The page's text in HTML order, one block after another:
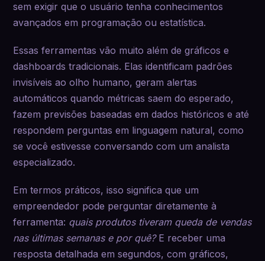
sem exigir que o usuário tenha conhecimentos
avançados em programação ou estatística.
Essas ferramentas vão muito além de gráficos e
dashboards tradicionais. Elas identificam padrões
invisíveis ao olho humano, geram alertas
automáticos quando métricas saem do esperado,
fazem previsões baseadas em dados históricos e até
respondem perguntas em linguagem natural, como
se você estivesse conversando com um analista
especializado.
Em termos práticos, isso significa que um
empreendedor pode perguntar diretamente à
ferramenta: quais produtos tiveram queda de vendas
nas últimas semanas e por quê?E receber uma
resposta detalhada em segundos, com gráficos,